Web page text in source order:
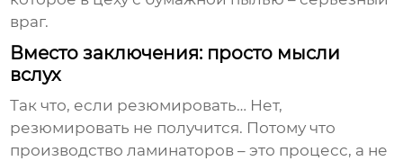
враг.
Вместо заключения: просто мысли
вслух
Так что, если резюмировать… Нет,
резюмировать не получится. Потому что
производство ламинаторов – это процесс, а не